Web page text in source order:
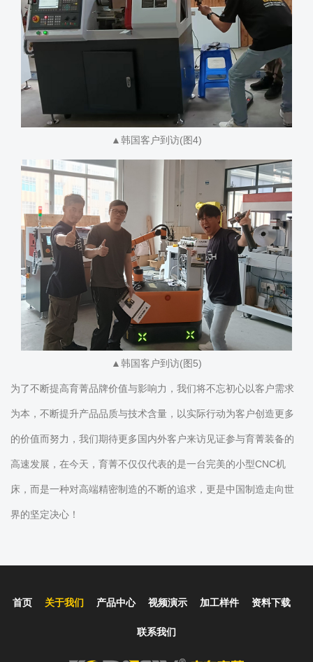
▲韩国客户到访(图4)
▲韩国客户到访(图5)
为了不断提高育菁品牌价值与影响力，我们将不忘初心以客户需求
为本，不断提升产品品质与技术含量，以实际行动为客户创造更多
的价值而努力，我们期待更多国内外客户来访见证参与育菁装备的
高速发展，在今天，育菁不仅仅代表的是一台完美的小型CNC机
床，而是一种对高端精密制造的不断的追求，更是中国制造走向世
界的坚定决心！
首页 关于我们 产品中心 视频演示 加工样件 资料下载
联系我们